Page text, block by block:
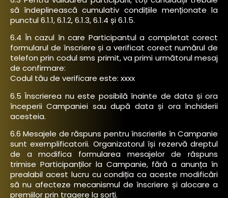
să îndeplinească cumulativ condițiile menționate la
punctul 6.1.1, 6.1.2, 6.1.3, 6.1.4 și 6.1.5.
6.4 În cazul în care Participantul a completat corect
formularul de înscriere și a verificat corect numărul de
telefon prin codul sms primit, va primi următorul mesaj
de confirmare:
Codul tău de verificare este: xxxx
6.5 Înscrierea nu este posibilă înainte de data și ora
începerii Campaniei sau după data și ora închiderii
acesteia.
6.6 Mesajele de răspuns pentru înscrierile în Campanie
sunt exemplificatorii. Organizatorul își rezervă dreptul
de a modifica formularea mesajelor de răspuns
trimise Participanților la Campanie, fără a anunța în
prealabil acest lucru cu condiția ca aceste modificări
să nu afecteze mecanismul de înscriere și alocare a
premiilor prin tragere la sorți.